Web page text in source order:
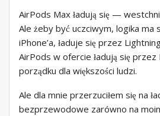
AirPods Max ładują się —
Ale żeby być uczciwym, logika ma
iPhone’a, ładuje się przez
AirPods w ofercie ładują się
porządku dla większości ludzi.
Ale dla mnie przerzuciłem się na
bezprzewodowe zarówno na